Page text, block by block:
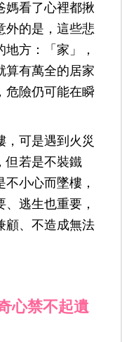
媽看了心裡都揪
外的是，這些悲
方：「家」，
算有萬全的居家
危險仍可能在瞬
，可是遇到火災
但若是不裝鐵
小心而墜樓，
逃生也重要，
顧、不造成無法
心禁不起遺